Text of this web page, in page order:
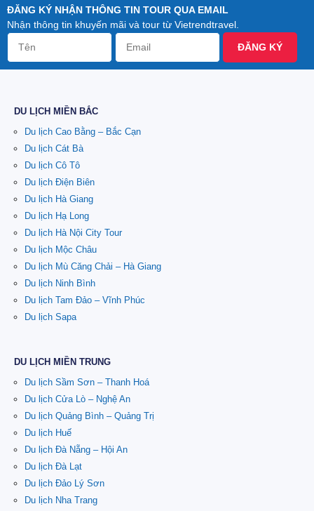
ĐĂNG KÝ NHẬN THÔNG TIN TOUR QUA EMAIL
Nhận thông tin khuyến mãi và tour từ Vietrendtravel.
ĐĂNG KÝ
DU LỊCH MIỀN BẮC
Du lịch Cao Bằng – Bắc Cạn
Du lịch Cát Bà
Du lịch Cô Tô
Du lịch Điện Biên
Du lịch Hà Giang
Du lịch Hạ Long
Du lịch Hà Nội City Tour
Du lịch Mộc Châu
Du lịch Mù Căng Chải – Hà Giang
Du lịch Ninh Bình
Du lịch Tam Đảo – Vĩnh Phúc
Du lịch Sapa
DU LỊCH MIỀN TRUNG
Du lịch Sầm Sơn – Thanh Hoá
Du lịch Cửa Lò – Nghệ An
Du lịch Quảng Bình – Quảng Trị
Du lịch Huế
Du lịch Đà Nẵng – Hội An
Du lịch Đà Lạt
Du lịch Đảo Lý Sơn
Du lịch Nha Trang